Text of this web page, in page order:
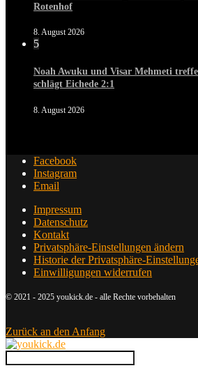
Rotenhof
8. August 2026
5
Noah Awuku und Visar Mehmeti
schlägt Eichede 2:1
8. August 2026
Facebook
Instagram
Email
Impressum
Datenschutz
Kontakt
Privatsphäre-Einstellungen ändern
Historie der Privatsphäre-
Einwilligungen widerrufen
© 2021 - 2025 youkick.de - alle Rechte vorbehalten
Zurück an den Anfang